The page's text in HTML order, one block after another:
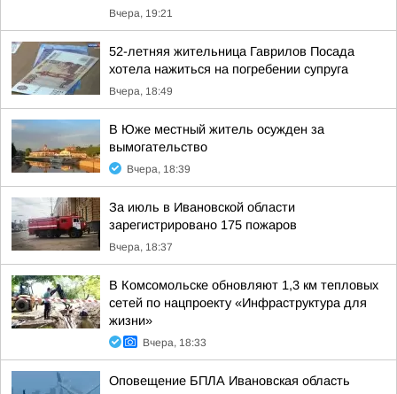
Вчера, 19:21
52-летняя жительница Гаврилов Посада
хотела нажиться на погребении супруга
Вчера, 18:49
В Юже местный житель осужден за
вымогательство
Вчера, 18:39
За июль в Ивановской области
зарегистрировано 175 пожаров
Вчера, 18:37
В Комсомольске обновляют 1,3 км тепловых
сетей по нацпроекту «Инфраструктура для
жизни»
Вчера, 18:33
Оповещение БПЛА Ивановская область